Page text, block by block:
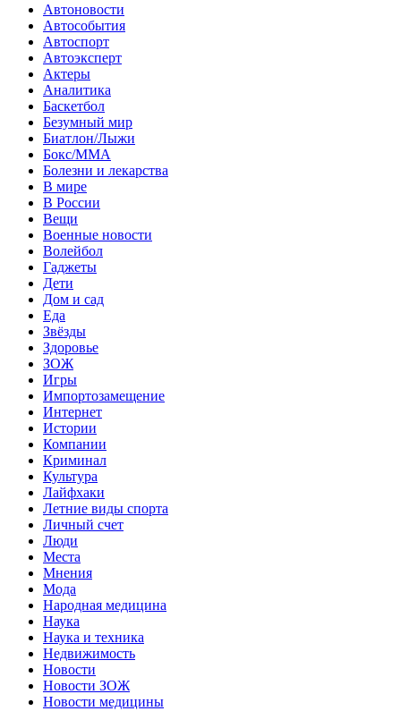
Автоновости
Автособытия
Автоспорт
Автоэксперт
Актеры
Аналитика
Баскетбол
Безумный мир
Биатлон/Лыжи
Бокс/MMA
Болезни и лекарства
В мире
В России
Вещи
Военные новости
Волейбол
Гаджеты
Дети
Дом и сад
Еда
Звёзды
Здоровье
ЗОЖ
Игры
Импортозамещение
Интернет
Истории
Компании
Криминал
Культура
Лайфхаки
Летние виды спорта
Личный счет
Люди
Места
Мнения
Мода
Народная медицина
Наука
Наука и техника
Недвижимость
Новости
Новости ЗОЖ
Новости медицины